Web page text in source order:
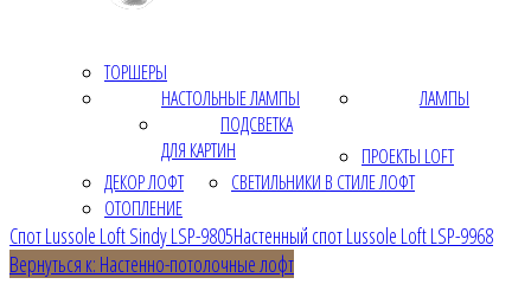
ТОРШЕРЫ
НАСТОЛЬНЫЕ ЛАМПЫ
ПОДСВЕТКА
ДЛЯ КАРТИН
ЛАМПЫ
ПРОЕКТЫ LOFT
ДЕКОР ЛОФТ
СВЕТИЛЬНИКИ В СТИЛЕ ЛОФТ
ОТОПЛЕНИЕ
Спот Lussole Loft Sindy LSP-9805Настенный спот Lussole Loft LSP-9968
Вернуться к: Настенно-потолочные лофт